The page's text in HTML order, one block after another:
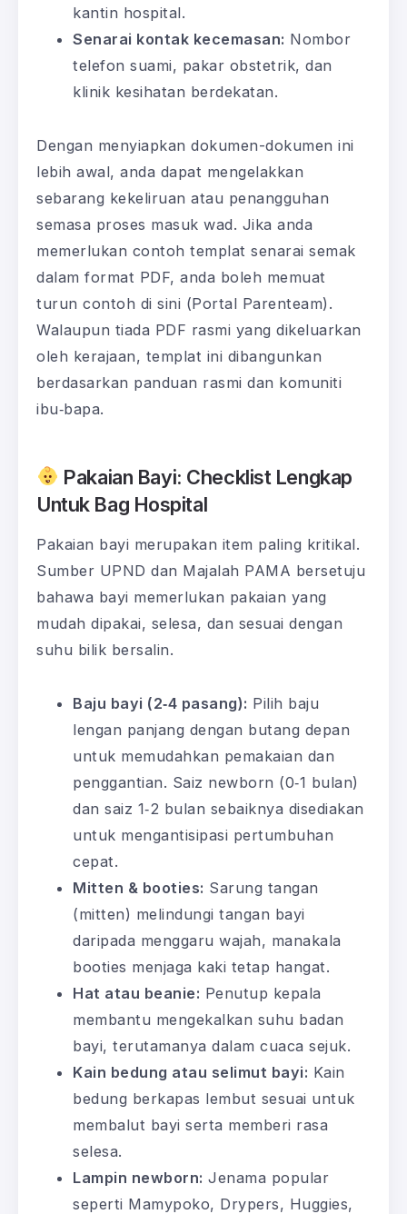
kantin hospital.
Senarai kontak kecemasan: Nombor
telefon suami, pakar obstetrik, dan
klinik kesihatan berdekatan.
Dengan menyiapkan dokumen-dokumen ini
lebih awal, anda dapat mengelakkan
sebarang kekeliruan atau penangguhan
semasa proses masuk wad. Jika anda
memerlukan contoh templat senarai semak
dalam format PDF, anda boleh memuat
turun contoh di sini (Portal Parenteam).
Walaupun tiada PDF rasmi yang dikeluarkan
oleh kerajaan, templat ini dibangunkan
berdasarkan panduan rasmi dan komuniti
ibu‑bapa.
Pakaian Bayi: Checklist Lengkap
Untuk Bag Hospital
Pakaian bayi merupakan item paling kritikal.
Sumber UPND dan Majalah PAMA bersetuju
bahawa bayi memerlukan pakaian yang
mudah dipakai, selesa, dan sesuai dengan
suhu bilik bersalin.
Baju bayi (2‑4 pasang): Pilih baju
lengan panjang dengan butang depan
untuk memudahkan pemakaian dan
penggantian. Saiz newborn (0‑1 bulan)
dan saiz 1‑2 bulan sebaiknya disediakan
untuk mengantisipasi pertumbuhan
cepat.
Mitten & booties: Sarung tangan
(mitten) melindungi tangan bayi
daripada menggaru wajah, manakala
booties menjaga kaki tetap hangat.
Hat atau beanie: Penutup kepala
membantu mengekalkan suhu badan
bayi, terutamanya dalam cuaca sejuk.
Kain bedung atau selimut bayi: Kain
bedung berkapas lembut sesuai untuk
membalut bayi serta memberi rasa
selesa.
Lampin newborn: Jenama popular
seperti Mamypoko, Drypers, Huggies,